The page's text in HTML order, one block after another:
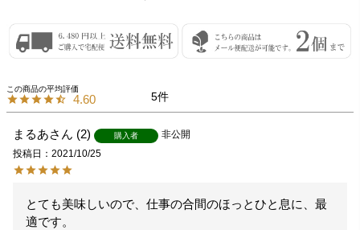
4.60 5
まるあ 2 購入者
非公開
投稿日
2021/10/25
とても美味しいので、仕事の合間のほっとひと息に、最
適です。